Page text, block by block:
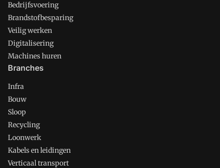
Bedrijfsvoering
Brandstofbesparing
Veilig werken
Digitalisering
Machines huren
Branches
Infra
Bouw
Sloop
Recycling
Loonwerk
Kabels en leidingen
Verticaal transport